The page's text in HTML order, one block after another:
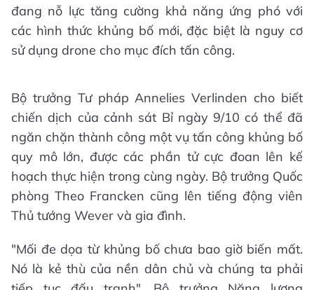
đang nỗ lực tăng cường khả năng ứng phó với
các hình thức khủng bố mới, đặc biệt là nguy cơ
sử dụng drone cho mục đích tấn công.
Bộ trưởng Tư pháp Annelies Verlinden cho biết
chiến dịch của cảnh sát Bỉ ngày 9/10 có thể đã
ngăn chặn thành công một vụ tấn công khủng bố
quy mô lớn, được các phần tử cực đoan lên kế
hoạch thực hiện trong cùng ngày. Bộ trưởng Quốc
phòng Theo Francken cũng lên tiếng động viên
Thủ tướng Wever và gia đình.
"Mối đe dọa từ khủng bố chưa bao giờ biến mất.
Nó là kẻ thù của nền dân chủ và chúng ta phải